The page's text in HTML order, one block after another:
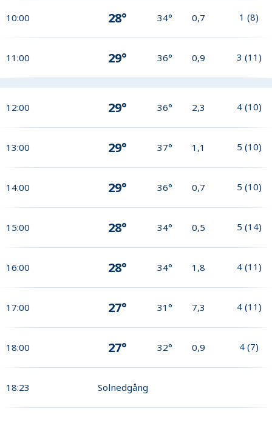
10:00 28° 34° 0,7 1 (8)
11:00 29° 36° 0,9 3 (11)
12:00 29° 36° 2,3 4 (10)
13:00 29° 37° 1,1 5 (10)
14:00 29° 36° 0,7 5 (10)
15:00 28° 34° 0,5 5 (14)
16:00 28° 34° 1,8 4 (11)
17:00 27° 31° 7,3 4 (11)
18:00 27° 32° 0,9 4 (7)
18:23 Solnedgång